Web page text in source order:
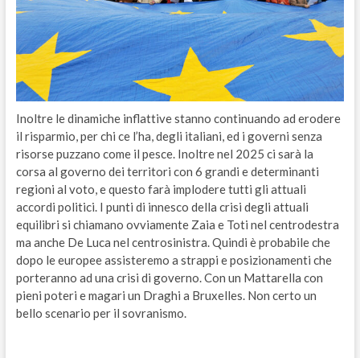
Inoltre le dinamiche inflattive stanno continuando ad erodere
il risparmio, per chi ce l’ha, degli italiani, ed i governi senza
risorse puzzano come il pesce. Inoltre nel 2025 ci sarà la
corsa al governo dei territori con 6 grandi e determinanti
regioni al voto, e questo farà implodere tutti gli attuali
accordi politici. I punti di innesco della crisi degli attuali
equilibri si chiamano ovviamente Zaia e Toti nel centrodestra
ma anche De Luca nel centrosinistra. Quindi è probabile che
dopo le europee assisteremo a strappi e posizionamenti che
porteranno ad una crisi di governo. Con un Mattarella con
pieni poteri e magari un Draghi a Bruxelles. Non certo un
bello scenario per il sovranismo.